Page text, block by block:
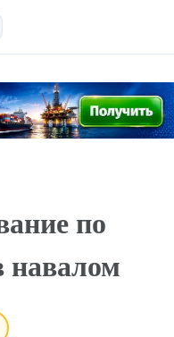
по
навалом